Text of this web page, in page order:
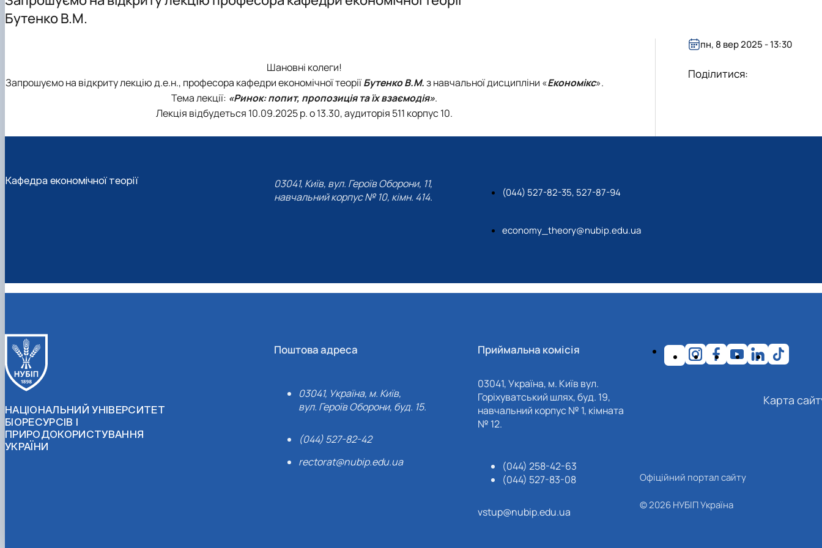
Структурні підрозділи кафедри
Бутенко В.М.
Шановні колеги!
Запрошуємо на відкриту лекцію д.е.н., професора кафедри економічної теоріїБутенко В.М.з навчальної дисципліни «Економікс».
Тема лекції: «Ринок: попит, пропозиція та їх взаємодія».
Лекція відбудеться 10.09.2025 р. о 13.30, аудиторія 511 корпус 10.
пн, 8 вер 2025 - 13:30
Поділитися:
Кафедра економічної теорії
03041, Київ, вул. Героїв Оборони, 11,
навчальний корпус № 10, кімн. 414.
(044) 527-82-35, 527-87-94
economy_theory@nubip.edu.ua
НАЦІОНАЛЬНИЙ УНІВЕРСИТЕТ
БІОРЕСУРСІВ І
ПРИРОДОКОРИСТУВАННЯ
УКРАЇНИ
Поштова адреса
03041, Україна, м. Київ,
вул. Героїв Оборони, буд. 15.
(044) 527-82-42
rectorat@nubip.edu.ua
Приймальна комісія
03041, Україна, м. Київ вул.
Горіхуватський шлях, буд. 19,
навчальний корпус № 1, кімната
№ 12.
(044) 258-42-63
(044) 527-83-08
vstup@nubip.edu.ua
Карта
Офіційний портал сайту
© 2026 НУБІП Україна